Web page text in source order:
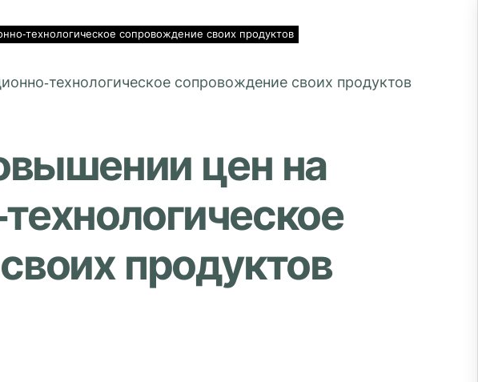
технологическое сопровождение своих продуктов
цен на
продуктов